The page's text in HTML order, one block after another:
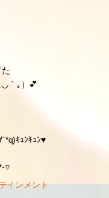
｀｡）💕
ｷｭﾝｷｭﾝ♥
♡
インメント